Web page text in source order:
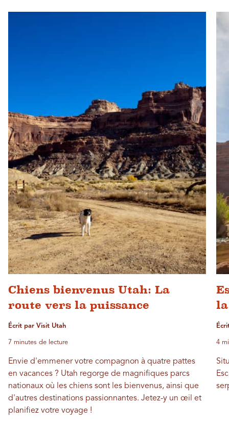
Chiens bienvenus Utah: La
route vers la puissance
Écrit par Visit Utah
7 minutes de lecture
Envie d'emmener votre compagnon à quatre pattes
en vacances ? Utah regorge de magnifiques parcs
nationaux où les chiens sont les bienvenus, ainsi que
d'autres destinations passionnantes. Jetez-y un œil et
planifiez votre voyage !
4